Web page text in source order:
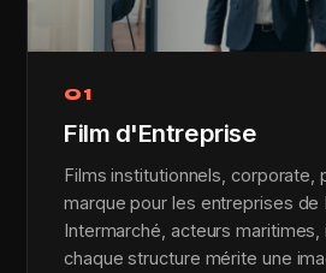
01
Film d'Entreprise
Films institutionnels, corporate,
marque pour les entreprises de
Intermarché, acteurs maritimes,
chaque structure mérite une